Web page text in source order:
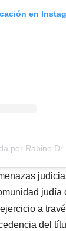
en
por Rabino
judía
a
del